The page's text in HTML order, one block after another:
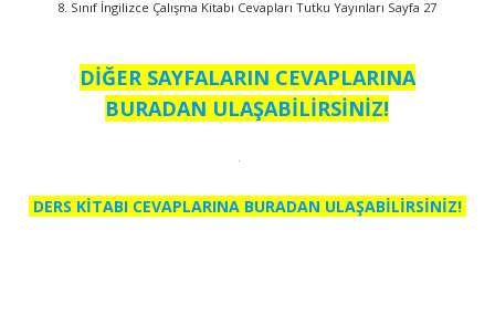
8. Sınıf İngilizce Çalışma Kitabı Cevapları Tutku Yayınları Sayfa 27
DİĞER SAYFALARIN CEVAPLARINA
BURADAN ULAŞABİLİRSİNİZ!
DERS KİTABI CEVAPLARINA BURADAN ULAŞABİLİRSİNİZ!